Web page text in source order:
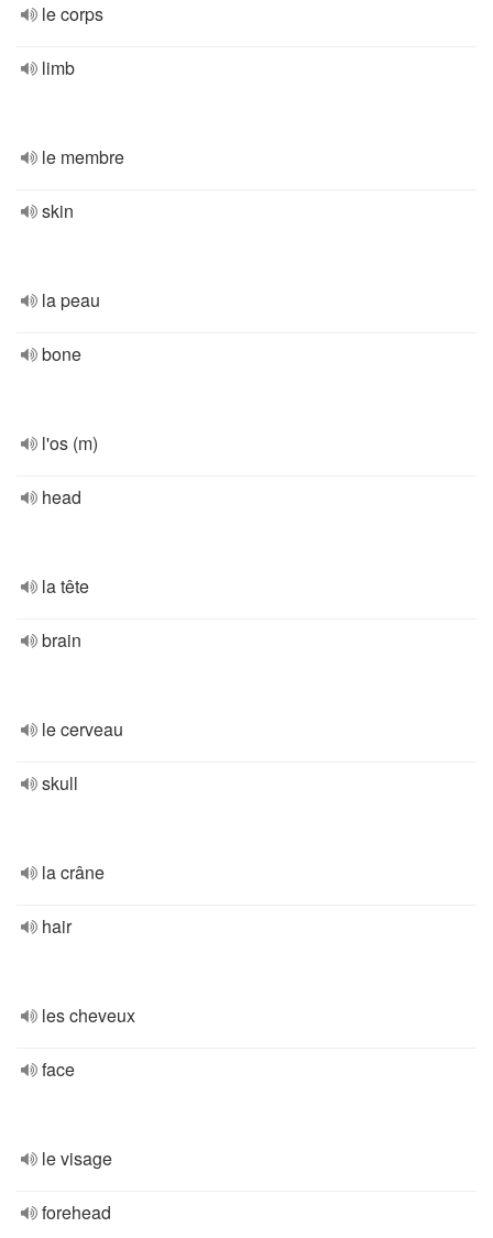
le corps
limb
le membre
skin
la peau
bone
l'os (m)
head
la tête
brain
le cerveau
skull
la crâne
hair
les cheveux
face
le visage
forehead